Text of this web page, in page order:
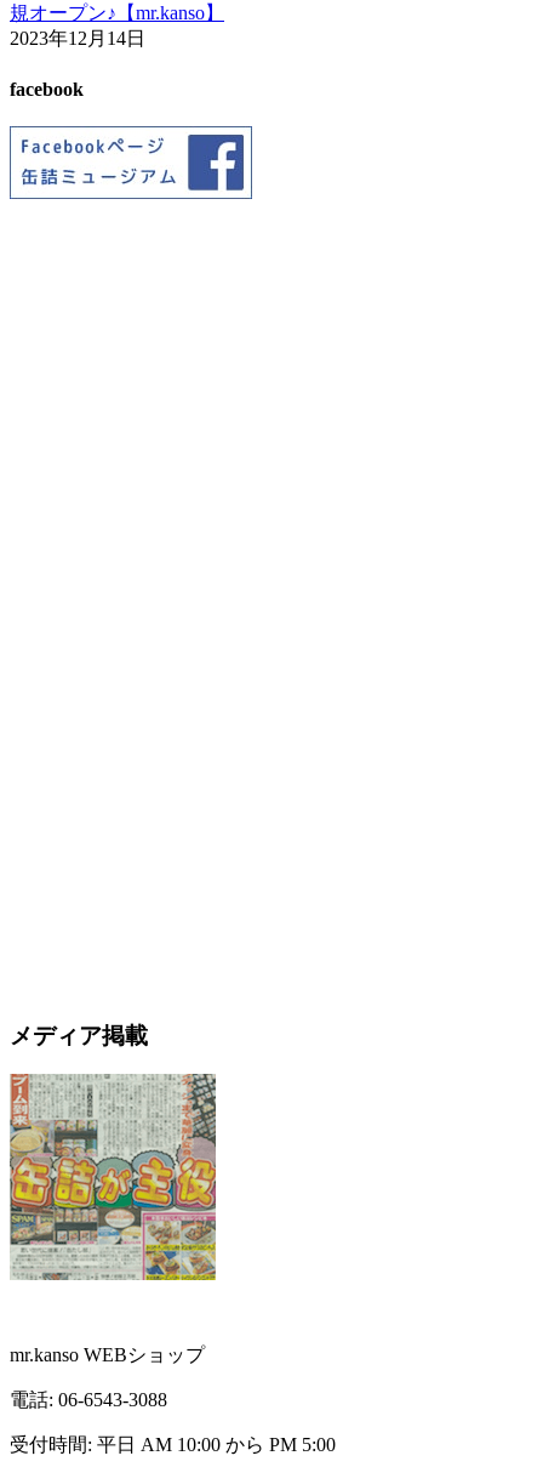
規オープン♪【mr.kanso】
2023年12月14日
facebook
メディア掲載
mr.kanso WEBショップ
電話: 06-6543-3088
受付時間: 平日 AM 10:00 から PM 5:00